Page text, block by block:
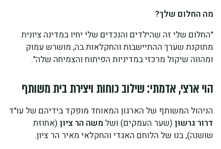
מה החלום שלך?
"החלום שלי זה שהילדים והנכדים שלי יחיו במדינה ציונית
מתוקנת שערך ההתיישבות והחקלאות בה, מושרש עמוק
ומהווה שיקול מרכזי במדיניות הפיתוח והצמיחה שלה".
הוי ארצי, אדמתי: שילוב כוחות ויצירת בית משותף
הניהול המשותף של הארגון המאוחד מופקד בידיהם של עו"ד
דרור גרשון (שער העמקים) ושל משה הר ציון (אחוזת
שושנה), בנו של הלוחם האגדי והחקלאי מאיר הר ציון.